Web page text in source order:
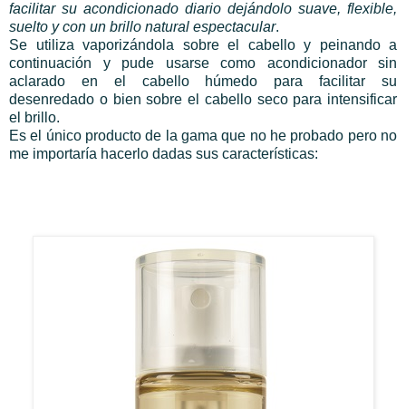
facilitar su acondicionado diario dejándolo suave, flexible,
suelto y con un brillo natural espectacular.
Se utiliza vaporizándola sobre el cabello y peinando a
continuación y pude usarse como acondicionador sin
aclarado en el cabello húmedo para facilitar su
desenredado o bien sobre el cabello seco para intensificar
el brillo.
Es el único producto de la gama que no he probado pero no
me importaría hacerlo dadas sus características: